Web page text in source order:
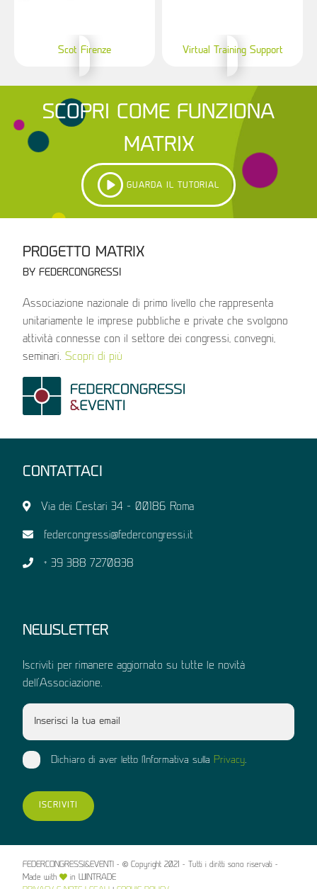
Scot Firenze Virtual Training Support
SCOPRI COME FUNZIONA
MATRIX
GUARDA IL TUTORIAL
PROGETTO MATRIX
BY FEDERCONGRESSI
Associazione nazionale di primo livello che rappresenta
unitariamente le imprese pubbliche e private che svolgono
attività connesse con il settore dei congressi, convegni,
seminari. Scopri di più
CONTATTACI
Via dei Cestari 34 – 00186 Roma
federcongressi@federcongressi.it
+ 39 388 7270838
NEWSLETTER
Iscriviti per rimanere aggiornato su tutte le novità
dell'Associazione.
Dichiaro di aver letto l'Informativa sulla Privacy.
ISCRIVITI
FEDERCONGRESSI&EVENTI - © Copyright 2021 - Tutti i diritti sono riservati -
Made with
in WINTRADE